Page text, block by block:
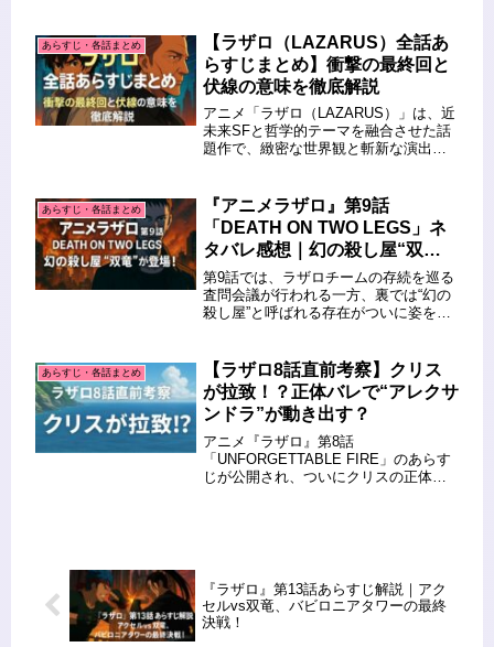
伏線となっています。この記事では、
第12話の要点を整理しつつ、暗殺者...
あらすじ・各話まとめ
【ラザロ（LAZARUS）全話あ
らすじまとめ】衝撃の最終回と
伏線の意味を徹底解説
アニメ「ラザロ（LAZARUS）」は、近
未来SFと哲学的テーマを融合させた話
題作で、緻密な世界観と斬新な演出で
れる真実や伏線の回収、そして衝撃的
な最終回へと一気に加速して...
あらすじ・各話まとめ
『アニメラザロ』第9話
「DEATH ON TWO LEGS」ネ
タバレ感想｜幻の殺し屋“双
竜”が登場！
第9話では、ラザロチームの存続を巡る
査問会議が行われる一方、裏では“幻の
殺し屋”と呼ばれる存在がついに姿を現
以下、主なポイントを簡潔にまとめま
す。 🔁 前回のおさらい（第8...
あらすじ・各話まとめ
【ラザロ8話直前考察】クリス
が拉致！？正体バレで“アレクサ
ンドラ”が動き出す？
アニメ『ラザロ』第8話
「UNFORGETTABLE FIRE」のあらす
じが公開され、ついにクリスの正体に
『ラザロ』第13話あらすじ解説｜アク
セルvs双竜、バビロニアタワーの最終
決戦！